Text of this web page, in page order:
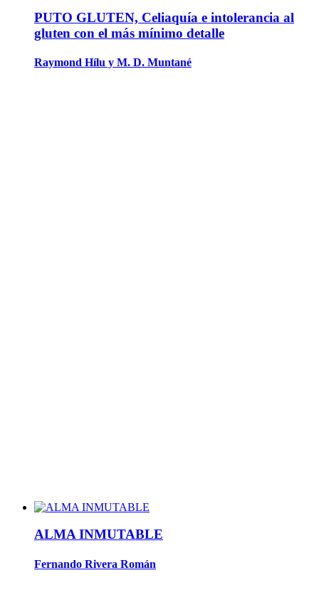
PUTO GLUTEN, Celiaquía e intolerancia al
gluten con el más mínimo detalle
Raymond Hílu y M. D. Muntané
ALMA INMUTABLE
Fernando Rivera Román